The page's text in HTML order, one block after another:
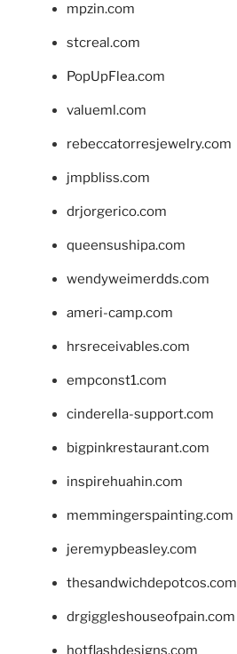
mpzin.com
stcreal.com
PopUpFlea.com
valueml.com
rebeccatorresjewelry.com
jmpbliss.com
drjorgerico.com
queensushipa.com
wendyweimerdds.com
ameri-camp.com
hrsreceivables.com
empconst1.com
cinderella-support.com
bigpinkrestaurant.com
inspirehuahin.com
memmingerspainting.com
jeremypbeasley.com
thesandwichdepotcos.com
drgiggleshouseofpain.com
hotflashdesigns.com